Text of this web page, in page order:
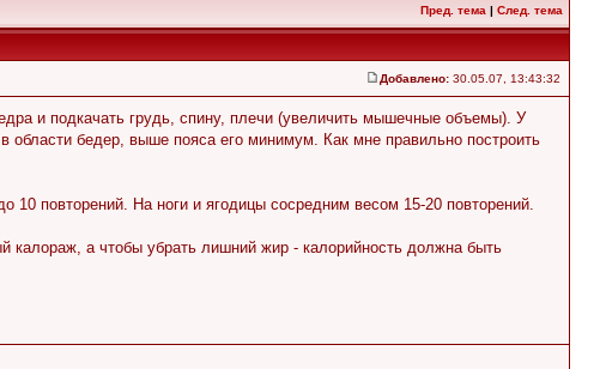
Пред. тема | След. тема
Добавлено: 30.05.07, 13:43:32
и подкачать грудь, спину, плечи (увеличить мышечные объемы). У
бедер, выше пояса его минимум. Как мне правильно построить
повторений. На ноги и ягодицы сосредним весом 15-20 повторений.
а чтобы убрать лишний жир - калорийность должна быть